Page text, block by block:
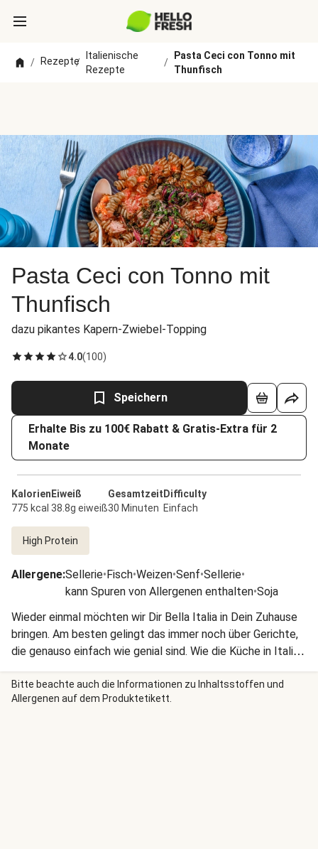
/ Rezepte/
Italienische
Rezepte
/
Pasta Ceci con Tonno mit
Thunfisch
Pasta Ceci con Tonno mit
Thunfisch
dazu pikantes Kapern-Zwiebel-Topping
4.0(100)
Speichern
Erhalte Bis zu 100€ Rabatt & Gratis-Extra für 2
Monate
Kalorien
775 kcal
Eiweiß
38.8g eiweiß
Gesamtzeit
30 Minuten
Difficulty
Einfach
High Protein
Allergene:Sellerie•Fisch•Weizen•Senf•Sellerie•
kann Spuren von Allergenen enthalten•Soja
Wieder einmal möchten wir Dir Bella Italia in Dein Zuhause
bringen. Am besten gelingt das immer noch über Gerichte,
die genauso einfach wie genial sind. Wie die Küche in Italien
selbst! Frische, aromatische Zutaten, unkomplizierte
Zubereitung – das alles kommt heute zusammen. Lass es
Dir schmecken!
Bitte beachte auch die Informationen zu Inhaltsstoffen und
Allergenen auf dem Produktetikett.